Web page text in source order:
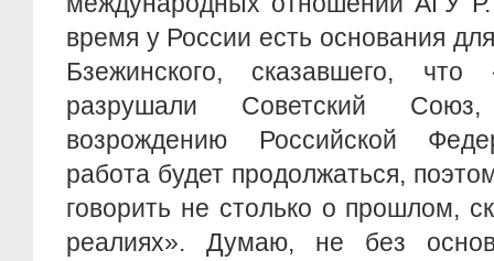
время у России есть основания
Бзежинского, сказавшего,
разрушали Советский
возрождению Российской
работа будет продолжаться,
говорить не столько о прошлом,
реалиях». Думаю, не без